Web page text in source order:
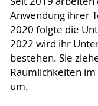
Anwendung ihrer
2020 folgte die
2022 wird ihr
bestehen. Sie
Räumlichkeiten
um.